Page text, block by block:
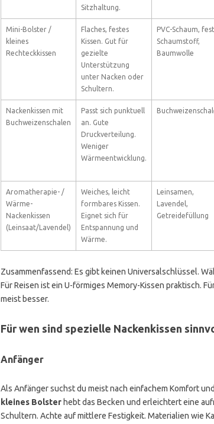
Sitzhaltung.
Mini-Bolster /
kleines
Rechteckkissen
Flaches, festes
Kissen. Gut für
gezielte
Unterstützung
unter Nacken oder
Schultern.
PVC-Schaum,
Schaumstoff,
Baumwolle
Nackenkissen mit
Buchweizenschalen
Passt sich punktuell
an. Gute
Druckverteilung.
Weniger
Wärmeentwicklung.
Aromatherapie- /
Wärme-
Nackenkissen
(Leinsaat/Lavendel)
Weiches, leicht
formbares Kissen.
Eignet sich für
Entspannung und
Wärme.
Leinsamen,
Lavendel,
Getreidefüllung
Zusammenfassend: Es gibt keinen Universalschlüssel.
Für Reisen ist ein U-förmiges Memory-Kissen praktisch.
meist besser.
Für wen sind spezielle Nackenkissen
Anfänger
Als Anfänger suchst du meist nach einfachem Komfort
kleines Bolsterhebt das Becken und erleichtert eine
Schultern. Achte auf mittlere Festigkeit. Materialien wie